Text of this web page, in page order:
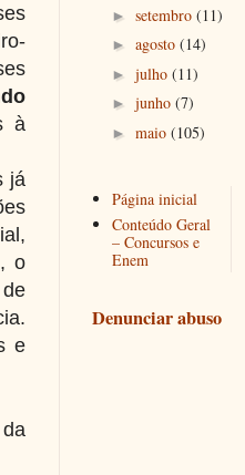
à
já
o
e
► setembro (11)
► agosto (14)
► julho (11)
► junho (7)
► maio (105)
Página inicial
Conteúdo Geral
– Concursos e
Enem
Denunciar abuso